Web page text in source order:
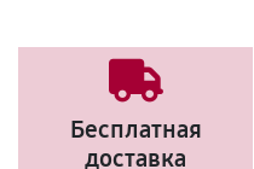
Бесплатная
доставка